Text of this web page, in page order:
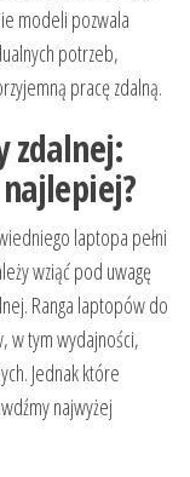
modeli pozwala
potrzeb,
pracę zdalną.
zdalnej:
laptopa pełni
wziąć pod uwagę
Ranga laptopów do
w tym wydajności,
Jednak które
najwyżej